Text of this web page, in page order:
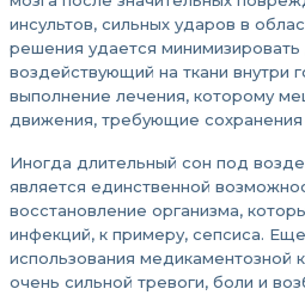
инсультов, сильных ударов в
решения удается минимизировать
воздействующий на ткани внутри
выполнение лечения, которому
движения, требующие
Иногда длительный сон под
является единственной
восстановление организма,
инфекций, к примеру, сепсиса.
использования медикаментозной
очень сильной тревоги, боли и